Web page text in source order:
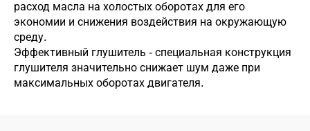
расход масла на холостых оборотах для его
экономии и снижения воздействия на окружающую
среду.
Эффективный глушитель - специальная конструкция
глушителя значительно снижает шум даже при
максимальных оборотах двигателя.